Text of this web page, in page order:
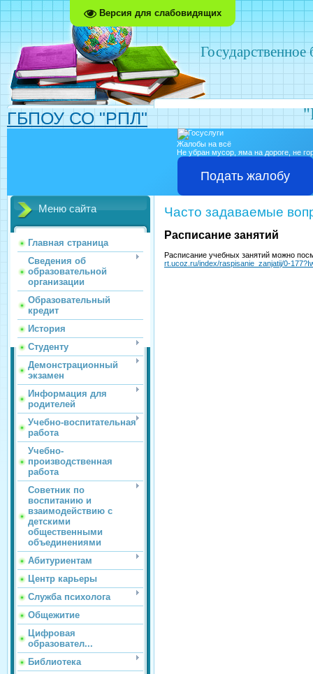
Версия для слабовидящих
ГБПОУ СО "РПЛ"
Жалобы на всё
Не убран мусор, яма на дороге, не
Подать жалобу
Меню сайта
Главная страница
Сведения об
образовательной
организации
Образовательный
кредит
История
Студенту
Демонстрационный
экзамен
Информация для
родителей
Учебно-воспитательная
работа
Учебно-
производственная
работа
Советник по
воспитанию и
взаимодействию с
детскими
общественными
объединениями
Абитуриентам
Центр карьеры
Служба психолога
Общежитие
Цифровая
образовател...
Библиотека
Часто задаваемые
Расписание занятий
Расписание учебных занятий можно
rt.ucoz.ru/index/raspisanie_zanjatij/0-